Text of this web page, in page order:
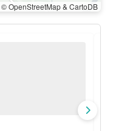
© OpenStreetMap & CartoDB